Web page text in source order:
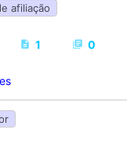
afiliação
1 0